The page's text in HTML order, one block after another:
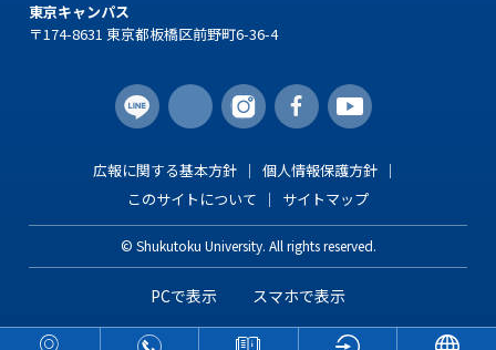
東京キャンパス
〒174-8631 東京都板橋区前野町6-36-4
広報に関する基本方針
個人情報保護方針
このサイトについて
サイトマップ
© Shukutoku University. All rights reserved.
PCで表示 スマホで表示